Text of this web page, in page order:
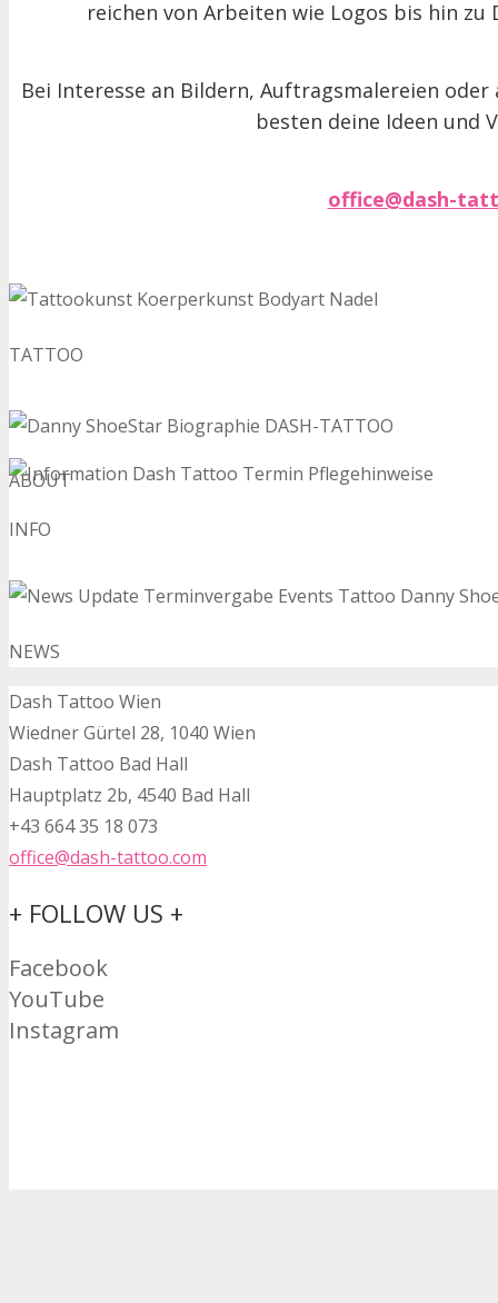
reichen von Arbeiten wie Logos bis hin
Bei Interesse an Bildern, Auftragsmalereien
besten deine Ideen und
office@dash-
TATTOO
ABOUT
INFO
NEWS
Dash Tattoo Wien
Wiedner Gürtel 28, 1040 Wien
Dash Tattoo Bad Hall
Hauptplatz 2b, 4540 Bad Hall
+43 664 35 18 073
office@dash-tattoo.com
+ FOLLOW US +
Facebook
YouTube
Instagram